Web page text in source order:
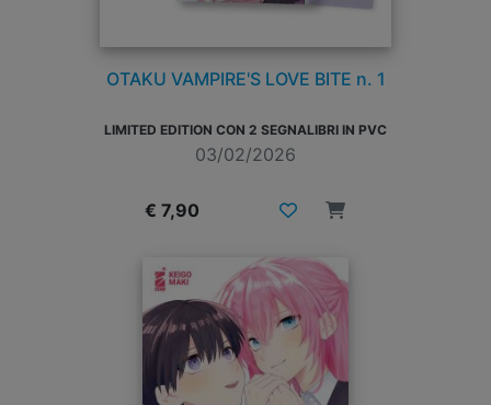
OTAKU VAMPIRE'S LOVE BITE n. 1
LIMITED EDITION CON 2 SEGNALIBRI IN PVC
03/02/2026
€ 7,90